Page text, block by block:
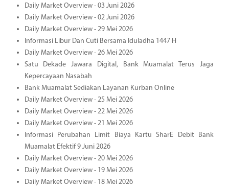
Daily Market Overview - 03 Juni 2026
Daily Market Overview - 02 Juni 2026
Daily Market Overview - 29 Mei 2026
Informasi Libur Dan Cuti Bersama Iduladha 1447 H
Daily Market Overview - 26 Mei 2026
Satu Dekade Jawara Digital, Bank Muamalat Terus Jaga
Kepercayaan Nasabah
Bank Muamalat Sediakan Layanan Kurban Online
Daily Market Overview - 25 Mei 2026
Daily Market Overview - 22 Mei 2026
Daily Market Overview - 21 Mei 2026
Informasi Perubahan Limit Biaya Kartu SharE Debit Bank
Muamalat Efektif 9 Juni 2026
Daily Market Overview - 20 Mei 2026
Daily Market Overview - 19 Mei 2026
Daily Market Overview - 18 Mei 2026